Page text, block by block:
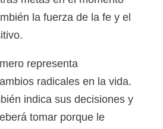
la fuerza de la fe y el
representa
radicales en la vida.
indica sus decisiones y
tomar porque le